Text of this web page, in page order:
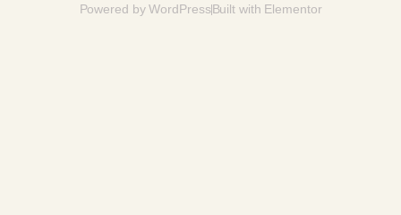
Powered by WordPressBuilt with Elementor